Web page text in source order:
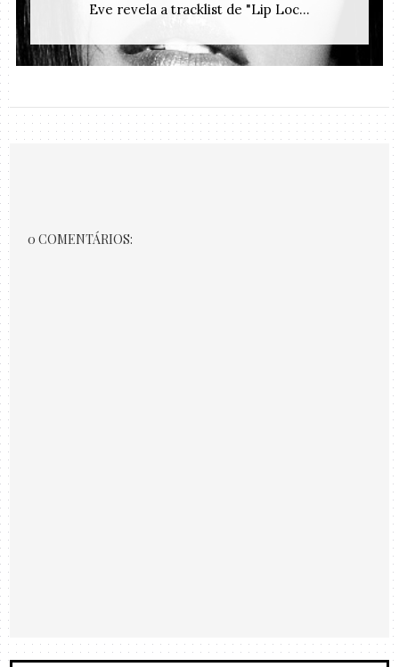
Eve revela a tracklist de "Lip Loc...
0 COMENTÁRIOS: